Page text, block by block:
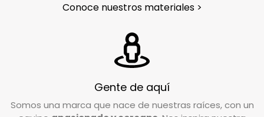
práctico enganche para sujetar la fregona,
La base del cubo cuenta con una pequeña
hendidura para vaciarlo cómodamente y sin
esfuerzo, facilitando la tarea de vaciado.
Con asa ergonómica para un buen agarre al
transportista se pondrá en contacto contigo
para coordinar la recogida en el lugar indicado
en el formulario de devoluciones.
¿En qué condiciones debo devolver el pedido?
Valoramos cada caso de forma individual, pero
como norma general, el producto debe
Conoce nuestros materiales >
Gente de aquí
Somos una marca que nace de nuestras raíces, con un